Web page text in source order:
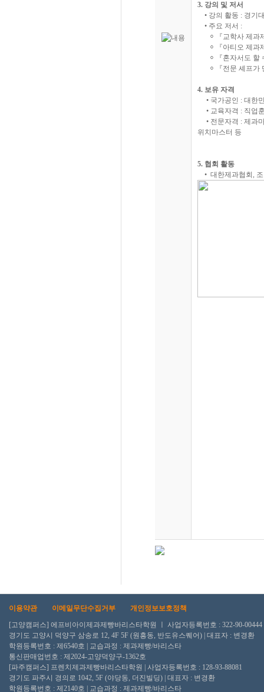
3. 강의 및 저서
• 강의 활동 : 경기
• 주요 저서 :
⸰ 『교학사 제과
⸰ 『아티오 제과
⸰ 『혼자서도 할
⸰ 『전문 셰프가
4. 보유 자격
• 국가공인 : 대한
• 교육자격 : 직업
• 전문자격 : 제과
위치마스터 등
5. 협회 활동
• 대한제과협회, 조
이용약관 이메일무단수집거부
개인정보보호정책
[고양캠퍼스] 에프비아이제과제빵바리스타학원 ㅣ 사업자등록번호 : 322-90-00444
경기도 고양시 덕양구 삼송로 12, 4F 5F (원흥동, 반도유스퀘어) | 대표자 : 변경환
학원등록번호 : 제6540호 | 교습과정 : 제과제빵/바리스타
통신판매업번호 : 제2024-고양덕양구-1362호
[파주캠퍼스] 프렌치제과제빵바리스타학원 | 사업자등록번호 : 128-93-88081
경기도 파주시 경의로 1042, 5F (야당동, 더진빌딩) | 대표자 : 변경환
학원등록번호 : 제2140호 | 교습과정 : 제과제빵/바리스타